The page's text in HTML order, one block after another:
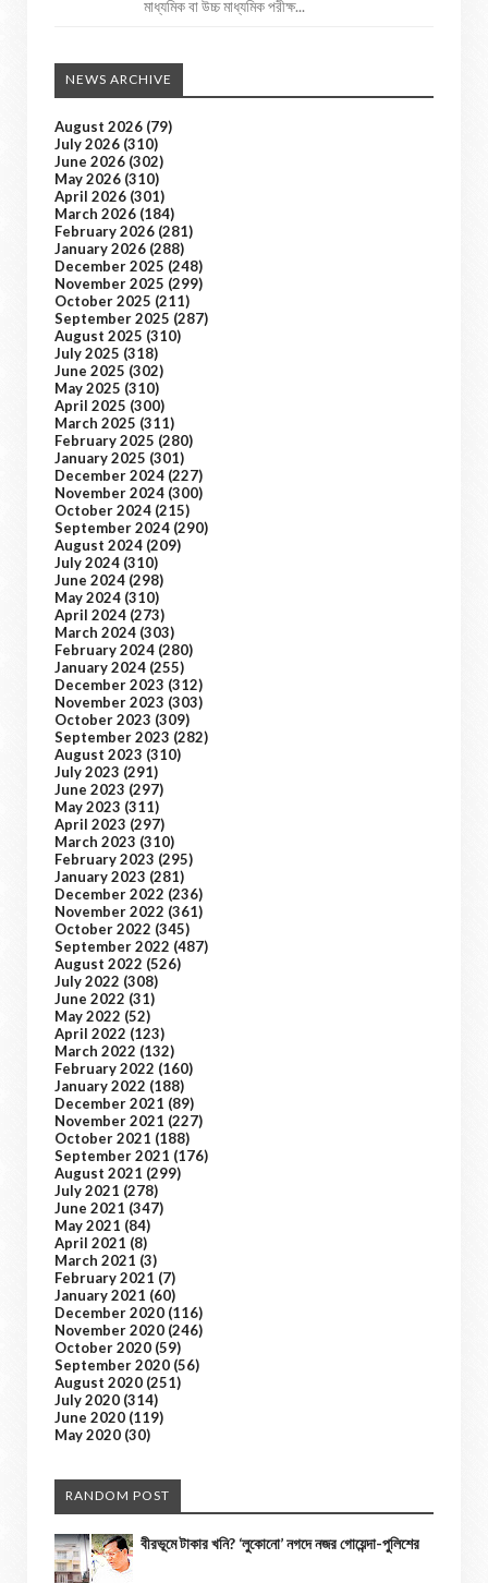
মাধ্যমিক বা উচ্চ মাধ্যমিক পরীক্ষ...
NEWS ARCHIVE
August 2026 (79)
July 2026 (310)
June 2026 (302)
May 2026 (310)
April 2026 (301)
March 2026 (184)
February 2026 (281)
January 2026 (288)
December 2025 (248)
November 2025 (299)
October 2025 (211)
September 2025 (287)
August 2025 (310)
July 2025 (318)
June 2025 (302)
May 2025 (310)
April 2025 (300)
March 2025 (311)
February 2025 (280)
January 2025 (301)
December 2024 (227)
November 2024 (300)
October 2024 (215)
September 2024 (290)
August 2024 (209)
July 2024 (310)
June 2024 (298)
May 2024 (310)
April 2024 (273)
March 2024 (303)
February 2024 (280)
January 2024 (255)
December 2023 (312)
November 2023 (303)
October 2023 (309)
September 2023 (282)
August 2023 (310)
July 2023 (291)
June 2023 (297)
May 2023 (311)
April 2023 (297)
March 2023 (310)
February 2023 (295)
January 2023 (281)
December 2022 (236)
November 2022 (361)
October 2022 (345)
September 2022 (487)
August 2022 (526)
July 2022 (308)
June 2022 (31)
May 2022 (52)
April 2022 (123)
March 2022 (132)
February 2022 (160)
January 2022 (188)
December 2021 (89)
November 2021 (227)
October 2021 (188)
September 2021 (176)
August 2021 (299)
July 2021 (278)
June 2021 (347)
May 2021 (84)
April 2021 (8)
March 2021 (3)
February 2021 (7)
January 2021 (60)
December 2020 (116)
November 2020 (246)
October 2020 (59)
September 2020 (56)
August 2020 (251)
July 2020 (314)
June 2020 (119)
May 2020 (30)
RANDOM POST
বীরভূমে টাকার খনি? ‘লুকোনো’ নগদে নজর গোয়েন্দা-পুলিশের